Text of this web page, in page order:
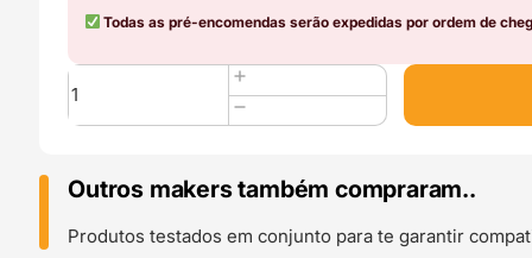
Todas as pré-encomendas serão expedidas por ordem de
Quantidade
de
AMS
Rotary
Holder
Outros makers também compraram..
Produtos testados em conjunto para te garantir